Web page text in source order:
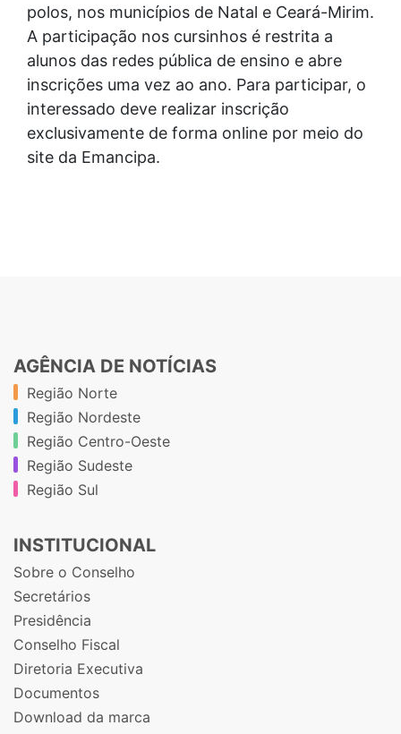
polos, nos municípios de Natal e Ceará-Mirim.
A participação nos cursinhos é restrita a
alunos das redes pública de ensino e abre
inscrições uma vez ao ano. Para participar, o
interessado deve realizar inscrição
exclusivamente de forma online por meio do
site da Emancipa.
AGÊNCIA DE NOTÍCIAS
Região Norte
Região Nordeste
Região Centro-Oeste
Região Sudeste
Região Sul
INSTITUCIONAL
Sobre o Conselho
Secretários
Presidência
Conselho Fiscal
Diretoria Executiva
Documentos
Download da marca